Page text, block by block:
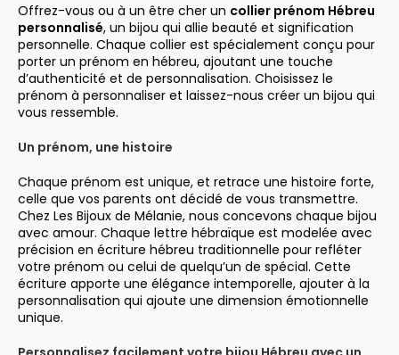
Offrez-vous ou à un être cher un collier prénom Hébreu
personnalisé, un bijou qui allie beauté et signification
personnelle. Chaque collier est spécialement conçu pour
porter un prénom en hébreu, ajoutant une touche
d’authenticité et de personnalisation. Choisissez le
prénom à personnaliser et laissez-nous créer un bijou qui
vous ressemble.
Un prénom, une histoire
Chaque prénom est unique, et retrace une histoire forte,
celle que vos parents ont décidé de vous transmettre.
Chez Les Bijoux de Mélanie, nous concevons chaque bijou
avec amour. Chaque lettre hébraïque est modelée avec
précision en écriture hébreu traditionnelle pour refléter
votre prénom ou celui de quelqu’un de spécial. Cette
écriture apporte une élégance intemporelle, ajouter à la
personnalisation qui ajoute une dimension émotionnelle
unique.